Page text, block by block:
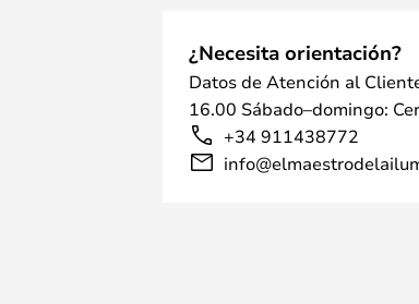
¿Necesita orientación?
Datos de Atención al
16.00 Sábado–domingo:
+34 911438772